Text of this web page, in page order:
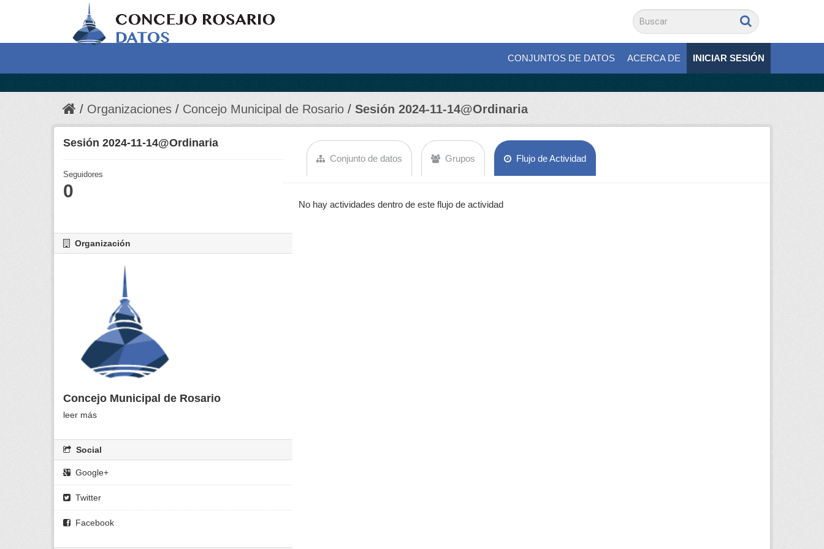
CONJUNTOS DE DATOS ACERCA DE INICIAR SESIÓN
Organizaciones Concejo Municipal de Rosario Sesión 2024-11-14@Ordinaria
Conjunto de datos Grupos Flujo de Actividad
No hay actividades dentro de este flujo de actividad
Sesión 2024-11-14@Ordinaria
Seguidores
0
Organización
Concejo Municipal de Rosario
leer más
Social
Google+
Twitter
Facebook